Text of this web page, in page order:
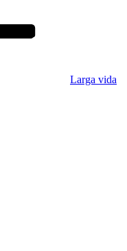
Larga vida